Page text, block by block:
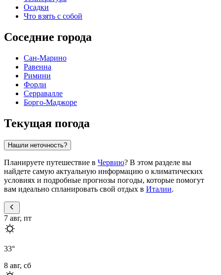
Осадки
Что взять с собой
Соседние города
Сан-Марино
Равенна
Римини
Форли
Серравалле
Борго-Маджоре
Текущая погода
Нашли неточность?
Планируете путешествие в Червию? В этом разделе вы
найдете самую актуальную информацию о климатических
условиях и подробные прогнозы погоды, которые помогут
вам идеально спланировать свой отдых в Италии.
7 авг, пт
33°
8 авг, сб